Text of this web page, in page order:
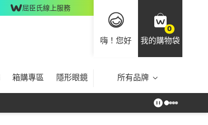
屈臣氏線上服務
嗨！您好
0
我的購物袋
箱購專區 隱形眼鏡 所有品牌